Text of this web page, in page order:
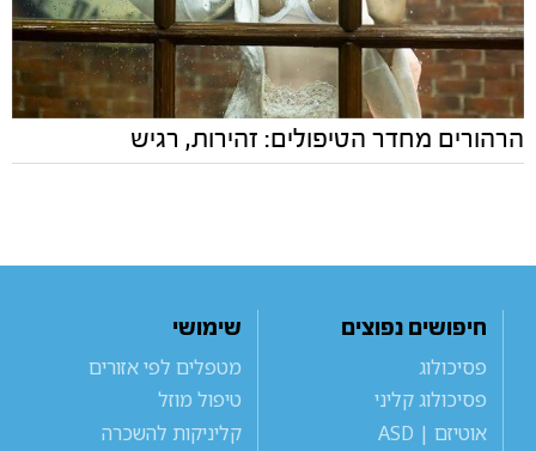
הרהורים מחדר הטיפולים: זהירות, רגיש
חיפושים נפוצים
פסיכולוג
פסיכולוג קליני
אוטיזם | ASD
שימושי
מטפלים לפי אזורים
טיפול מוזל
קליניקות להשכרה